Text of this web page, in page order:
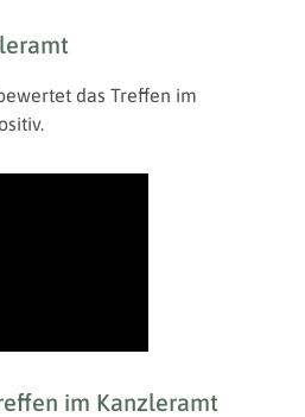
das Treffen im
im Kanzleramt